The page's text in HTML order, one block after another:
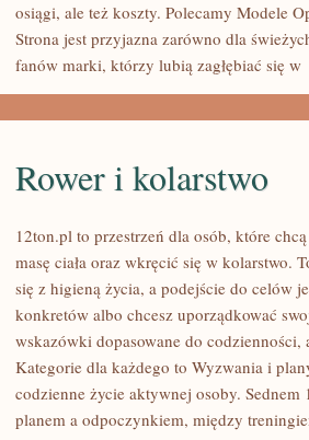
EKOLOGIA
osiągi, ale też koszty. Polecamy Modele
Strona jest przyjazna zarówno dla
fanów marki, którzy lubią zagłębiać się w
ROWER
KOLARSTWO
Rower i kolarstwo
12ton.pl to przestrzeń dla osób, które
masę ciała oraz wkręcić się w kolarstwo.
się z higieną życia, a podejście do celów
konkretów albo chcesz uporządkować
wskazówki dopasowane do codzienności,
Kategorie dla każdego to Wyzwania i
codzienne życie aktywnej osoby.
planem a odpoczynkiem, między